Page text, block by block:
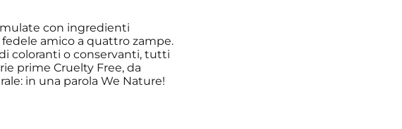
con ingredienti
amico a quattro zampe.
coloranti o conservanti, tutti
prime Cruelty Free, da
in una parola We Nature!